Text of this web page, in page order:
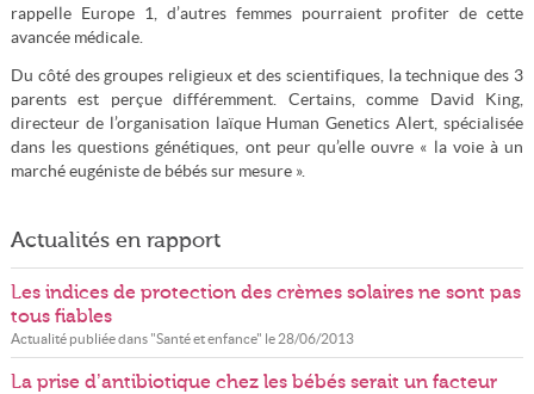
rappelle Europe 1, d’autres femmes pourraient profiter de cette
avancée médicale.
Du côté des groupes religieux et des scientifiques, la technique des 3
parents est perçue différemment. Certains, comme David King,
directeur de l’organisation laïque Human Genetics Alert, spécialisée
dans les questions génétiques, ont peur qu’elle ouvre « la voie à un
marché eugéniste de bébés sur mesure ».
Actualités en rapport
Les indices de protection des crèmes solaires ne sont pas
tous fiables
Actualité publiée dans "Santé et enfance" le 28/06/2013
La prise d’antibiotique chez les bébés serait un facteur